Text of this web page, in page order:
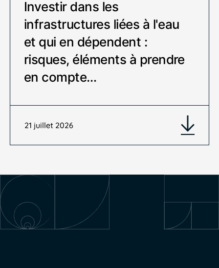
Investir dans les
infrastructures liées à l'eau
et qui en dépendent :
risques, éléments à prendre
en compte…
21 juillet 2026